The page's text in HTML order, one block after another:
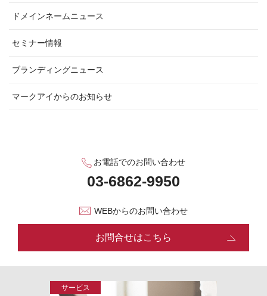
ドメインネームニュース
セミナー情報
ブランディングニュース
マークアイからのお知らせ
お電話でのお問い合わせ
WEBからのお問い合わせ
お問合せはこちら